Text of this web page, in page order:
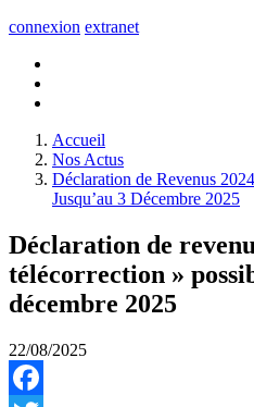
connexion extranet
Accueil
Nos Actus
Déclaration de Revenus
Jusqu’au 3 Décembre 2025
Déclaration de
télécorrection »
décembre 2025
22/08/2025